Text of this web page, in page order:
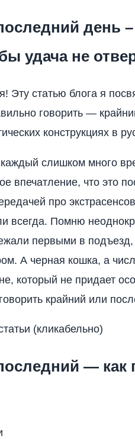
день
удача не
Эту статью блога я
говорить —
конструкциях в
слишком много
впечатление, что это
про
всегда. Помню
первыми в
А черная кошка, а
который не придает
крайний или
(кликабельно)
— как